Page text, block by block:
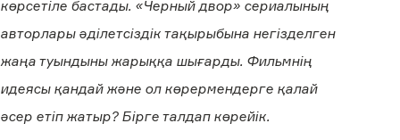
көрсетіле бастады. «Черный двор» сериалының
авторлары әділетсіздік тақырыбына негізделген
жаңа туындыны жарыққа шығарды. Фильмнің
идеясы қандай және ол көрермендерге қалай
әсер етіп жатыр? Бірге талдап көрейік.